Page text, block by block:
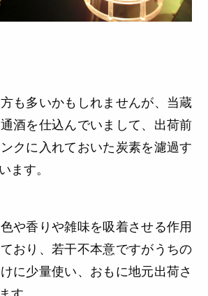
も多いかもしれませんが、当蔵
酒を仕込んでいまして、出荷前
クに入れておいた炭素を濾過す
ます。
や香りや雑味を吸着させる作用
おり、若干不本意ですがうちの
に少量使い、おもに地元出荷さ